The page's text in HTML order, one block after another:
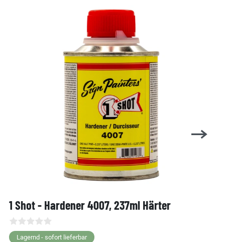
1 Shot - Hardener 4007, 237ml Härter
Lagernd - sofort lieferbar